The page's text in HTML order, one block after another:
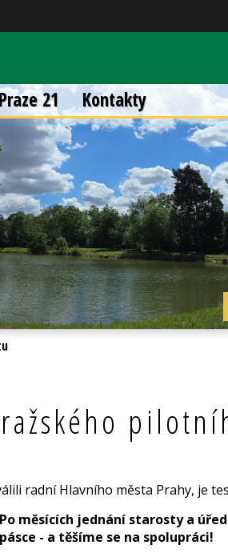
21 Kontakty
radní Hlavního města Prahy, je
Po měsících jednání starosty a
pásce - a těšíme se na spolupráci!